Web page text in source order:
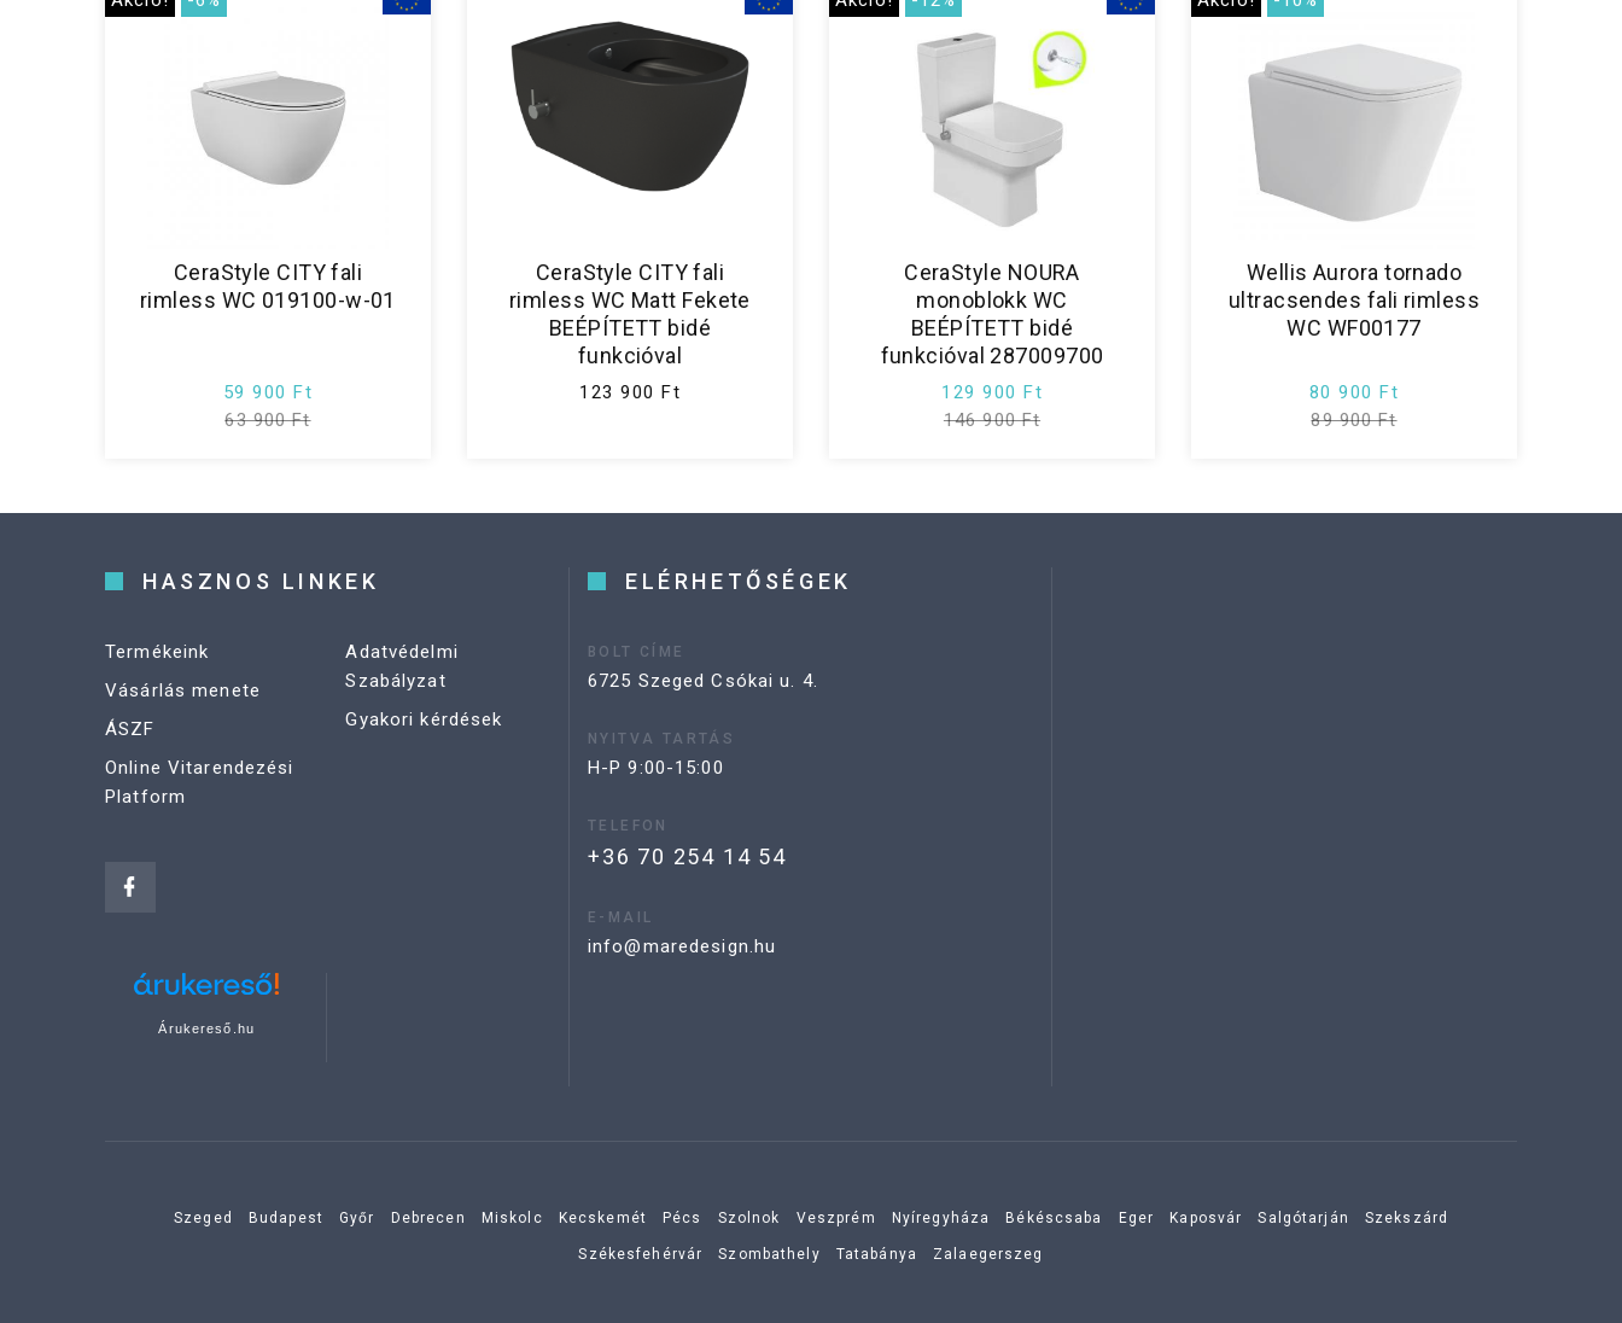
CeraStyle CITY fali
rimless WC 019100-w-01
59 900 Ft
63 900 Ft
CeraStyle CITY fali
rimless WC Matt Fekete
BEÉPÍTETT bidé
funkcióval
123 900 Ft
CeraStyle NOURA
monoblokk WC
BEÉPÍTETT bidé
funkcióval 287009700
129 900 Ft
146 900 Ft
Wellis Aurora tornado
ultracsendes fali rimless
WC WF00177
80 900 Ft
89 900 Ft
HASZNOS LINKEK
Termékeink
Vásárlás menete
ÁSZF
Online Vitarendezési
Platform
Adatvédelmi
Szabályzat
Gyakori kérdések
Árukereső.hu
ELÉRHETŐSÉGEK
BOLT CÍME
6725 Szeged Csókai u. 4.
NYITVA TARTÁS
H-P 9:00-15:00
TELEFON
+36 70 254 14 54
E-MAIL
info@maredesign.hu
Szeged Budapest Győr Debrecen Miskolc Kecskemét Pécs Szolnok Veszprém Nyíregyháza Békéscsaba Eger Kaposvár Salgótarján Szekszárd
Székesfehérvár Szombathely Tatabánya Zalaegerszeg